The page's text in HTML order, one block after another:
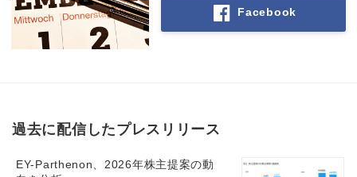
Facebook
過去に配信したプレスリリース
EY-Parthenon、2026年株主提案の動